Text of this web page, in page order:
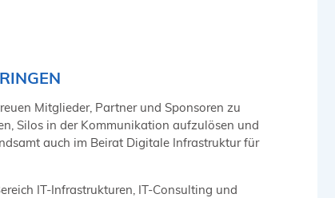
Mitglieder, Partner und Sponsoren zu
Silos in der Kommunikation aufzulösen und
auch im Beirat Digitale Infrastruktur für
IT-Infrastrukturen, IT-Consulting und